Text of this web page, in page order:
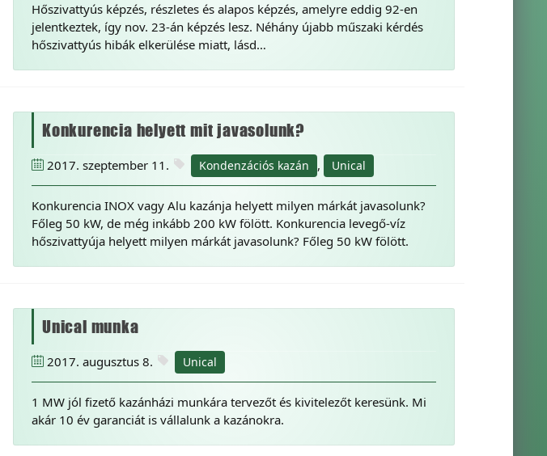
Hőszivattyús képzés, részletes és alapos képzés, amelyre eddig 92-en
jelentkeztek, így nov. 23-án képzés lesz. Néhány újabb műszaki kérdés
hőszivattyús hibák elkerülése miatt, lásd…
Konkurencia helyett mit javasolunk?
2017. szeptember 11. Kondenzációs kazán , Unical
Konkurencia INOX vagy Alu kazánja helyett milyen márkát javasolunk?
Főleg 50 kW, de még inkább 200 kW fölött. Konkurencia levegő-víz
hőszivattyúja helyett milyen márkát javasolunk? Főleg 50 kW fölött.
Unical munka
2017. augusztus 8. Unical
1 MW jól fizető kazánházi munkára tervezőt és kivitelezőt keresünk. Mi
akár 10 év garanciát is vállalunk a kazánokra.